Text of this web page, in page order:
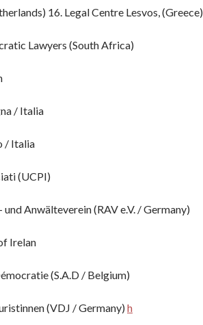
16. Legal Centre Lesvos, (Greece)
Lawyers (South Africa)
/ Italia
/ Italia
(UCPI)
Anwälteverein (RAV e.V. / Germany)
Irelan
(S.A.D / Belgium)
(VDJ / Germany) h